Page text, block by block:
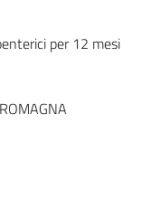
per 12 mesi